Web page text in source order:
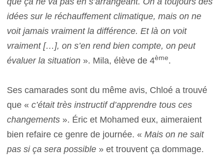
idées sur le réchauffement climatique, mais on ne
voit jamais vraiment la différence. Et là on voit
vraiment […], on s’en rend bien compte, on peut
évaluer la situation ». Mila, élève de 4ème.
Ses camarades sont du même avis, Chloé a trouvé
que «c’était très instructif d’apprendre tous ces
changements ». Éric et Mohamed eux, aimeraient
bien refaire ce genre de journée. «Mais on ne sait
pas si ça sera possible » et trouvent ça dommage.